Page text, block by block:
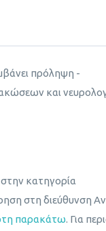
πρόληψη -
και
κατηγορία
στη διεύθυνση
παρακάτω. Για